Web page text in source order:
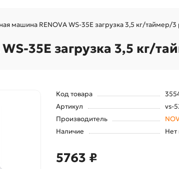
машина RENOVA WS-35E загрузка 3,5 кг/таймер/
35E загрузка 3,5 кг/
Код товара
Артикул
vs-
Производитель
Наличие
Нет
5763 ₽